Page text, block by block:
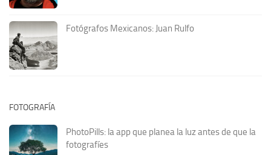
Fotógrafos Mexicanos: Juan Rulfo
FOTOGRAFÍA
PhotoPills: la app que planea la luz antes de que la
fotografíes